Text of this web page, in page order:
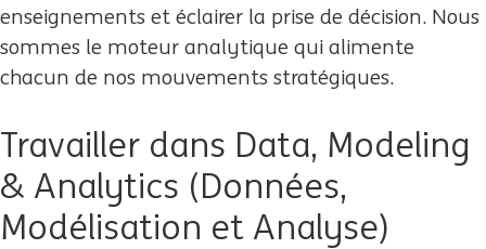
enseignements et éclairer la prise de décision. Nous
sommes le moteur analytique qui alimente
chacun de nos mouvements stratégiques.
Travailler dans Data, Modeling
& Analytics (Données,
Modélisation et Analyse)